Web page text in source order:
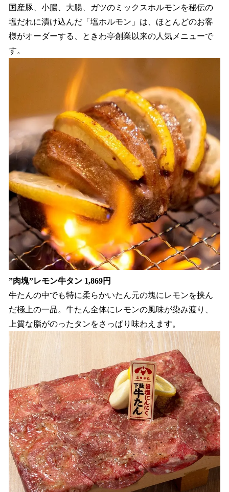
国産豚、小腸、大腸、ガツのミックスホルモンを秘伝の
塩だれに漬け込んだ「塩ホルモン」は、ほとんどのお客
様がオーダーする、ときわ亭創業以来の人気メニューで
す。
”肉塊”レモン牛タン 1,869円
牛たんの中でも特に柔らかいたん元の塊にレモンを挟ん
だ極上の一品。牛たん全体にレモンの風味が染み渡り、
上質な脂がのったタンをさっぱり味わえます。